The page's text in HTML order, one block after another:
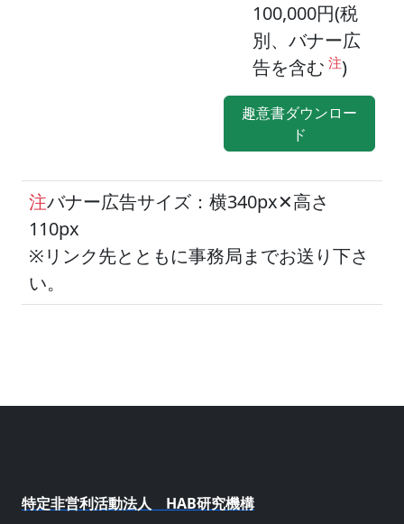
100,000円(税
別、バナー広
告を含む 注)
趣意書ダウンロー
ド
注バナー広告サイズ：横340px✕高さ
110px
※リンク先とともに事務局までお送り下さ
い。
特定非営利活動法人 HAB研究機構